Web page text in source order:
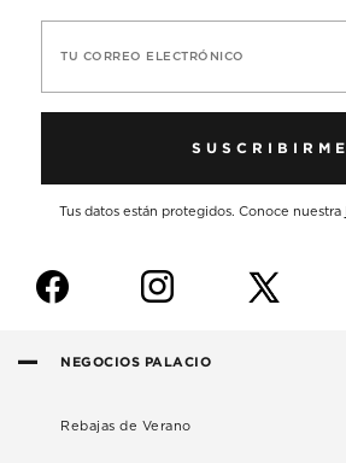
TU CORREO ELECTRÓNICO
SUSCRIBIRME
Tus datos están protegidos. Conoce nuestra
f i
NEGOCIOS PALACIO
Rebajas de Verano